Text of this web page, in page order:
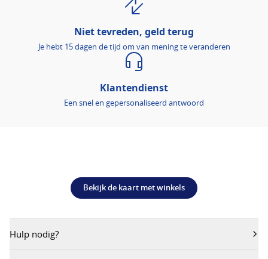
Niet tevreden, geld terug
Je hebt 15 dagen de tijd om van mening te veranderen
Klantendienst
Een snel en gepersonaliseerd antwoord
Bekijk de kaart met winkels
Hulp nodig?